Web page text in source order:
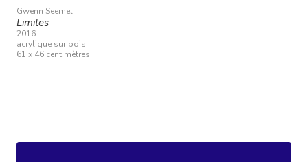
Gwenn Seemel
Limites
2016
acrylique sur bois
61 x 46 centimètres